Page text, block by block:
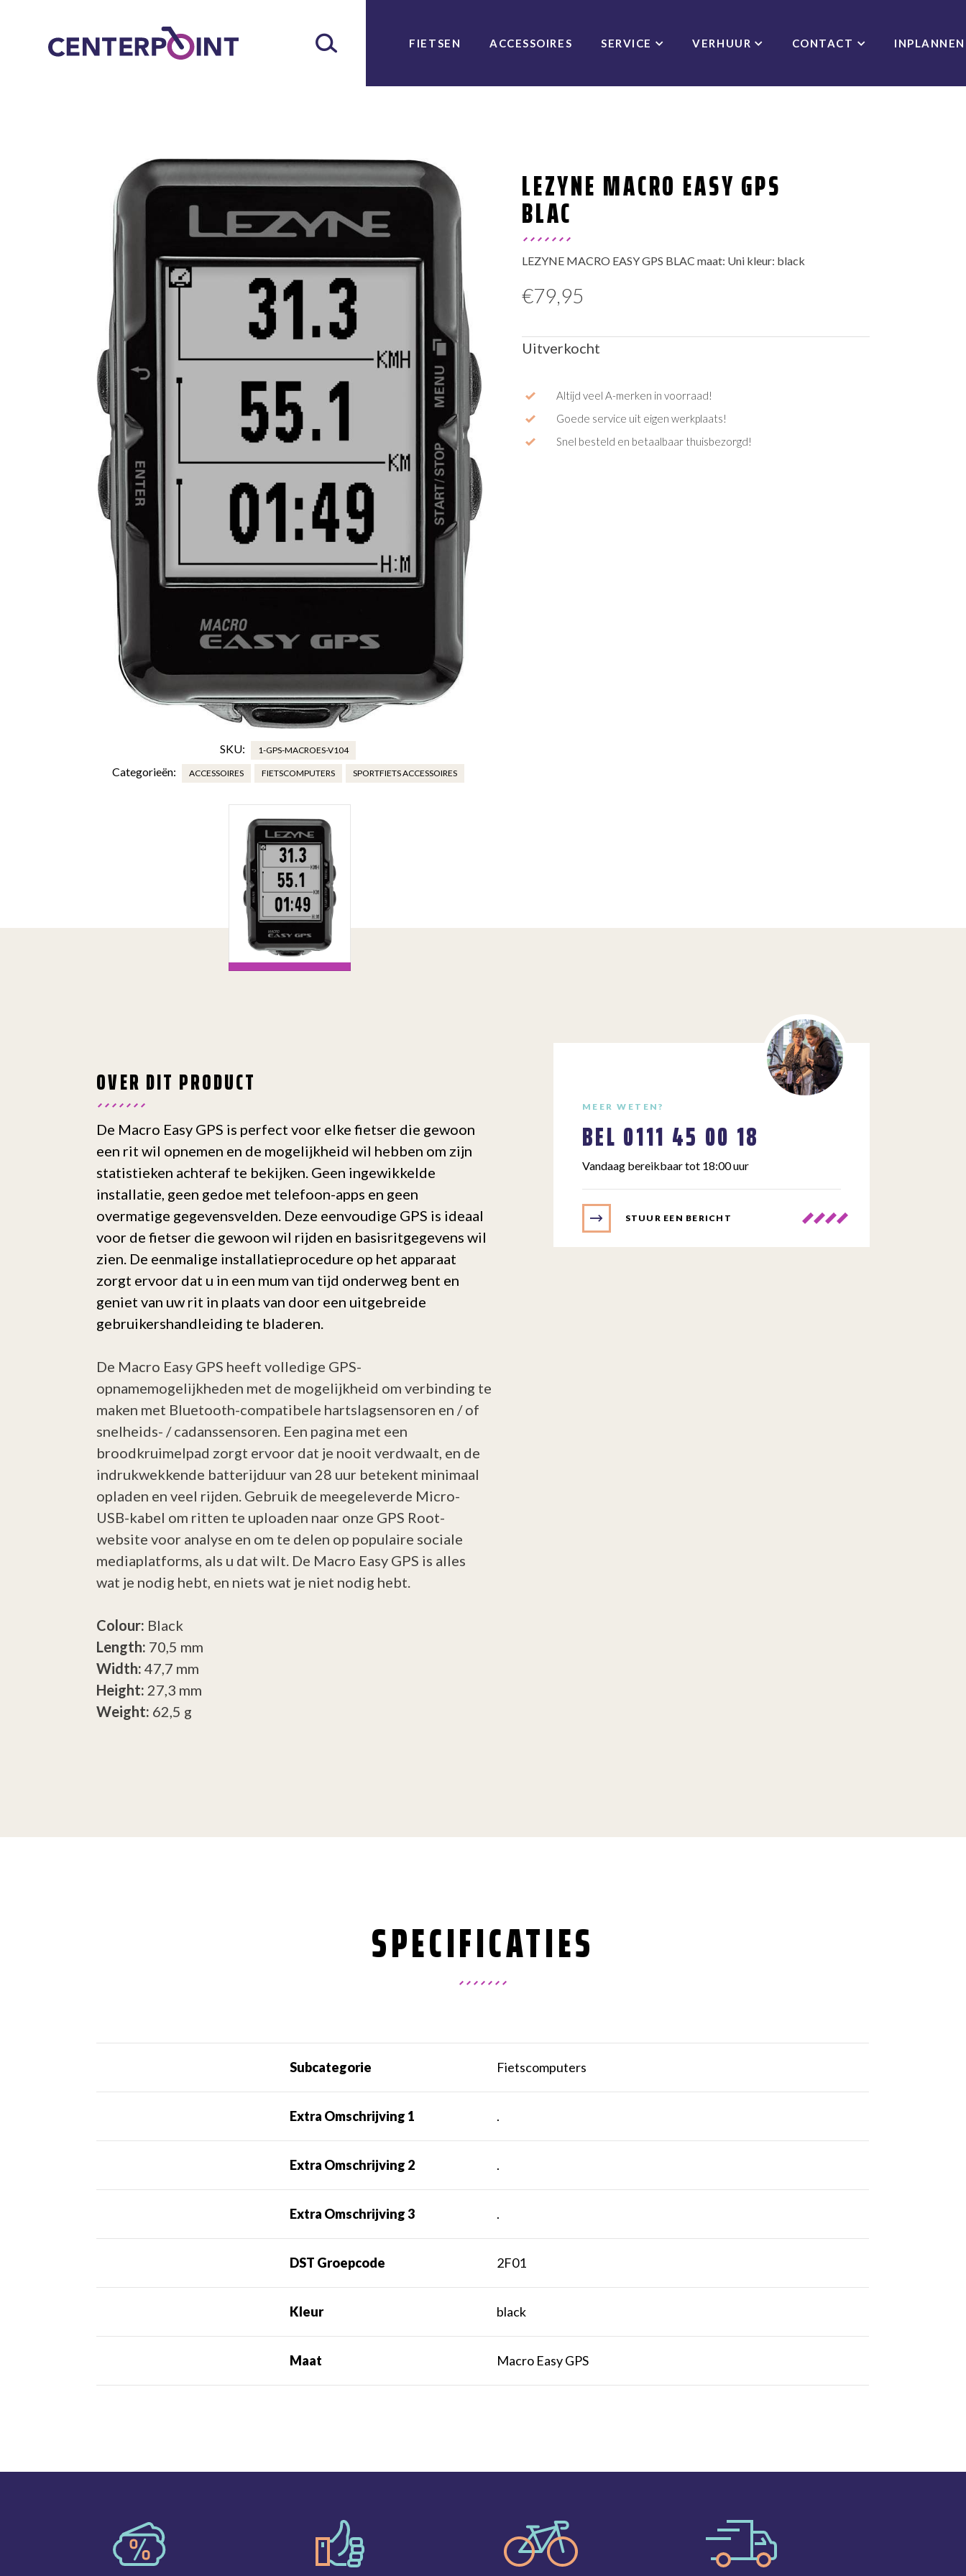
FIETSEN ACCESSOIRES SERVICE VERHUUR CONTACT INPLANNEN
SKU: 1-GPS-MACROES-V104
Categorieën: ACCESSOIRES FIETSCOMPUTERS SPORTFIETS ACCESSOIRES
LEZYNE MACRO EASY GPS
BLAC
LEZYNE MACRO EASY GPS BLAC maat: Uni kleur: black
€79,95
Uitverkocht
Altijd veel A-merken in voorraad!
Goede service uit eigen werkplaats!
Snel besteld en betaalbaar thuisbezorgd!
OVER DIT PRODUCT
De Macro Easy GPS is perfect voor elke fietser die gewoon
een rit wil opnemen en de mogelijkheid wil hebben om zijn
statistieken achteraf te bekijken. Geen ingewikkelde
installatie, geen gedoe met telefoon-apps en geen
overmatige gegevensvelden. Deze eenvoudige GPS is ideaal
voor de fietser die gewoon wil rijden en basisritgegevens wil
zien. De eenmalige installatieprocedure op het apparaat
zorgt ervoor dat u in een mum van tijd onderweg bent en
geniet van uw rit in plaats van door een uitgebreide
gebruikershandleiding te bladeren.
De Macro Easy GPS heeft volledige GPS-
opnamemogelijkheden met de mogelijkheid om verbinding te
maken met Bluetooth-compatibele hartslagsensoren en / of
snelheids- / cadanssensoren. Een pagina met een
broodkruimelpad zorgt ervoor dat je nooit verdwaalt, en de
indrukwekkende batterijduur van 28 uur betekent minimaal
opladen en veel rijden. Gebruik de meegeleverde Micro-
USB-kabel om ritten te uploaden naar onze GPS Root-
website voor analyse en om te delen op populaire sociale
mediaplatforms, als u dat wilt. De Macro Easy GPS is alles
wat je nodig hebt, en niets wat je niet nodig hebt.
Colour: Black
Length: 70,5 mm
Width:47,7 mm
Height: 27,3 mm
Weight: 62,5 g
MEER WETEN?
BEL 0111 45 00 18
Vandaag bereikbaar tot 18:00 uur
STUUR EEN BERICHT
SPECIFICATIES
Subcategorie Fietscomputers
Extra Omschrijving 1 .
Extra Omschrijving 2 .
Extra Omschrijving 3 .
DST Groepcode 2F01
Kleur black
Maat Macro Easy GPS